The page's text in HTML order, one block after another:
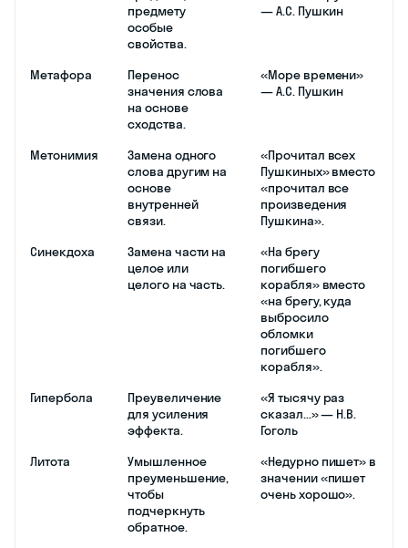
предмету
особые
свойства.
— А.С. Пушкин
Метафора
Перенос
значения слова
на основе
сходства.
«Море времени»
— А.С. Пушкин
Метонимия
Замена одного
слова другим на
основе
внутренней
связи.
«Прочитал всех
Пушкиных» вместо
«прочитал все
произведения
Пушкина».
Синекдоха
Замена части на
целое или
целого на часть.
«На брегу
погибшего
корабля» вместо
«на брегу, куда
выбросило
обломки
погибшего
корабля».
Гипербола
Преувеличение
для усиления
эффекта.
«Я тысячу раз
сказал...» — Н.В.
Гоголь
Литота
Умышленное
преуменьшение,
чтобы
подчеркнуть
обратное.
«Недурно пишет» в
значении «пишет
очень хорошо».